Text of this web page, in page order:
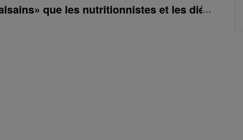
que les nutritionnistes et les